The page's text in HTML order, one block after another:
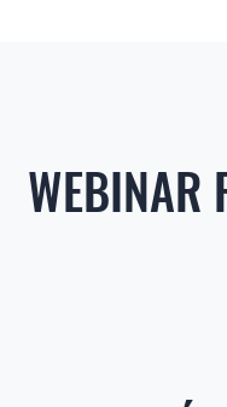
WEBINAR